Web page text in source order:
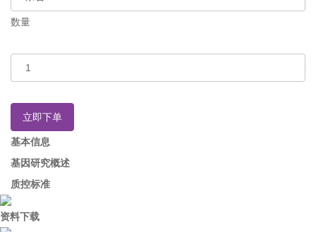
数量
立即下单
基本信息
基因研究概述
质控标准
资料下载